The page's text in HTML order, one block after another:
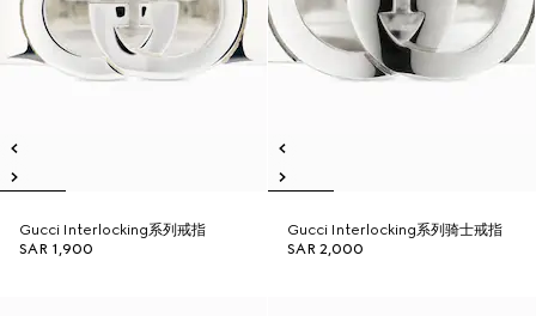
Gucci Interlocking系列戒指
SAR 1,900
Gucci Interlocking系列骑士戒指
SAR 2,000